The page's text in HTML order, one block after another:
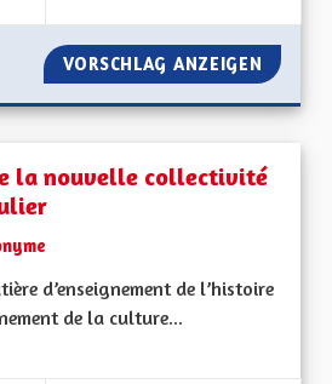
VORSCHLAG ANZEIGEN
la nouvelle collectivité
d’enseignement de l’histoire
de la culture...